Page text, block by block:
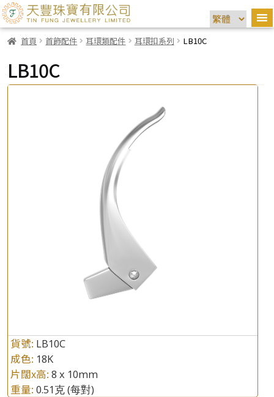
首頁 首飾配件 耳環類配件 耳環扣系列 LB10C
LB10C
貨號: LB10C
成色: 18K
片闊x高: 8 x 10mm
重量: 0.51克(每對)